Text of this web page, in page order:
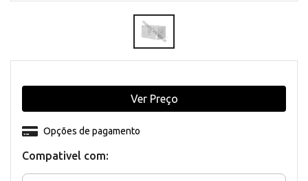
Compativel com:
Opções de pagamento
Ver Preço